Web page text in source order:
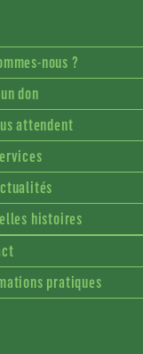
nous ?
don
attendent
histoires
pratiques